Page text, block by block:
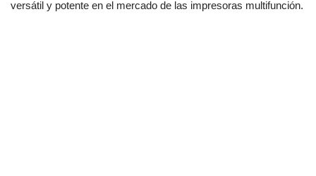
versátil y potente en el mercado de las impresoras multifunción.